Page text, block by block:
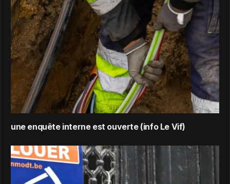
une enquête interne est ouverte (info Le Vif)